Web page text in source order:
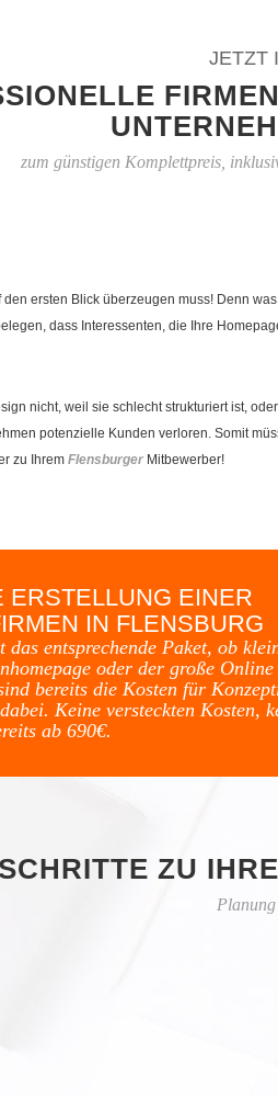
JETZT
zum günstigen Komplettpreis,
ersten Blick überzeugen muss! Denn
dass Interessenten, die Ihre
nicht, weil sie schlecht strukturiert ist,
potenzielle Kunden verloren. Somit
zu Ihrem Flensburger Mitbewerber!
ERSTELLUNG EINER
IN FLENSBURG
entsprechende Paket, ob
oder der große Online
bereits die Kosten für
Keine versteckten Kosten,
ab 690€.
ZU